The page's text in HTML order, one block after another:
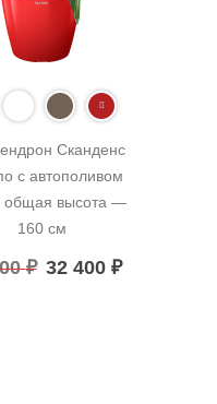
Сканденс
с автополивом
общая высота —
160 см
₽ 32 400₽